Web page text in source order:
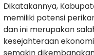
Dikatakannya,
memiliki potensi
dan ini merupakan
kesejahteraan